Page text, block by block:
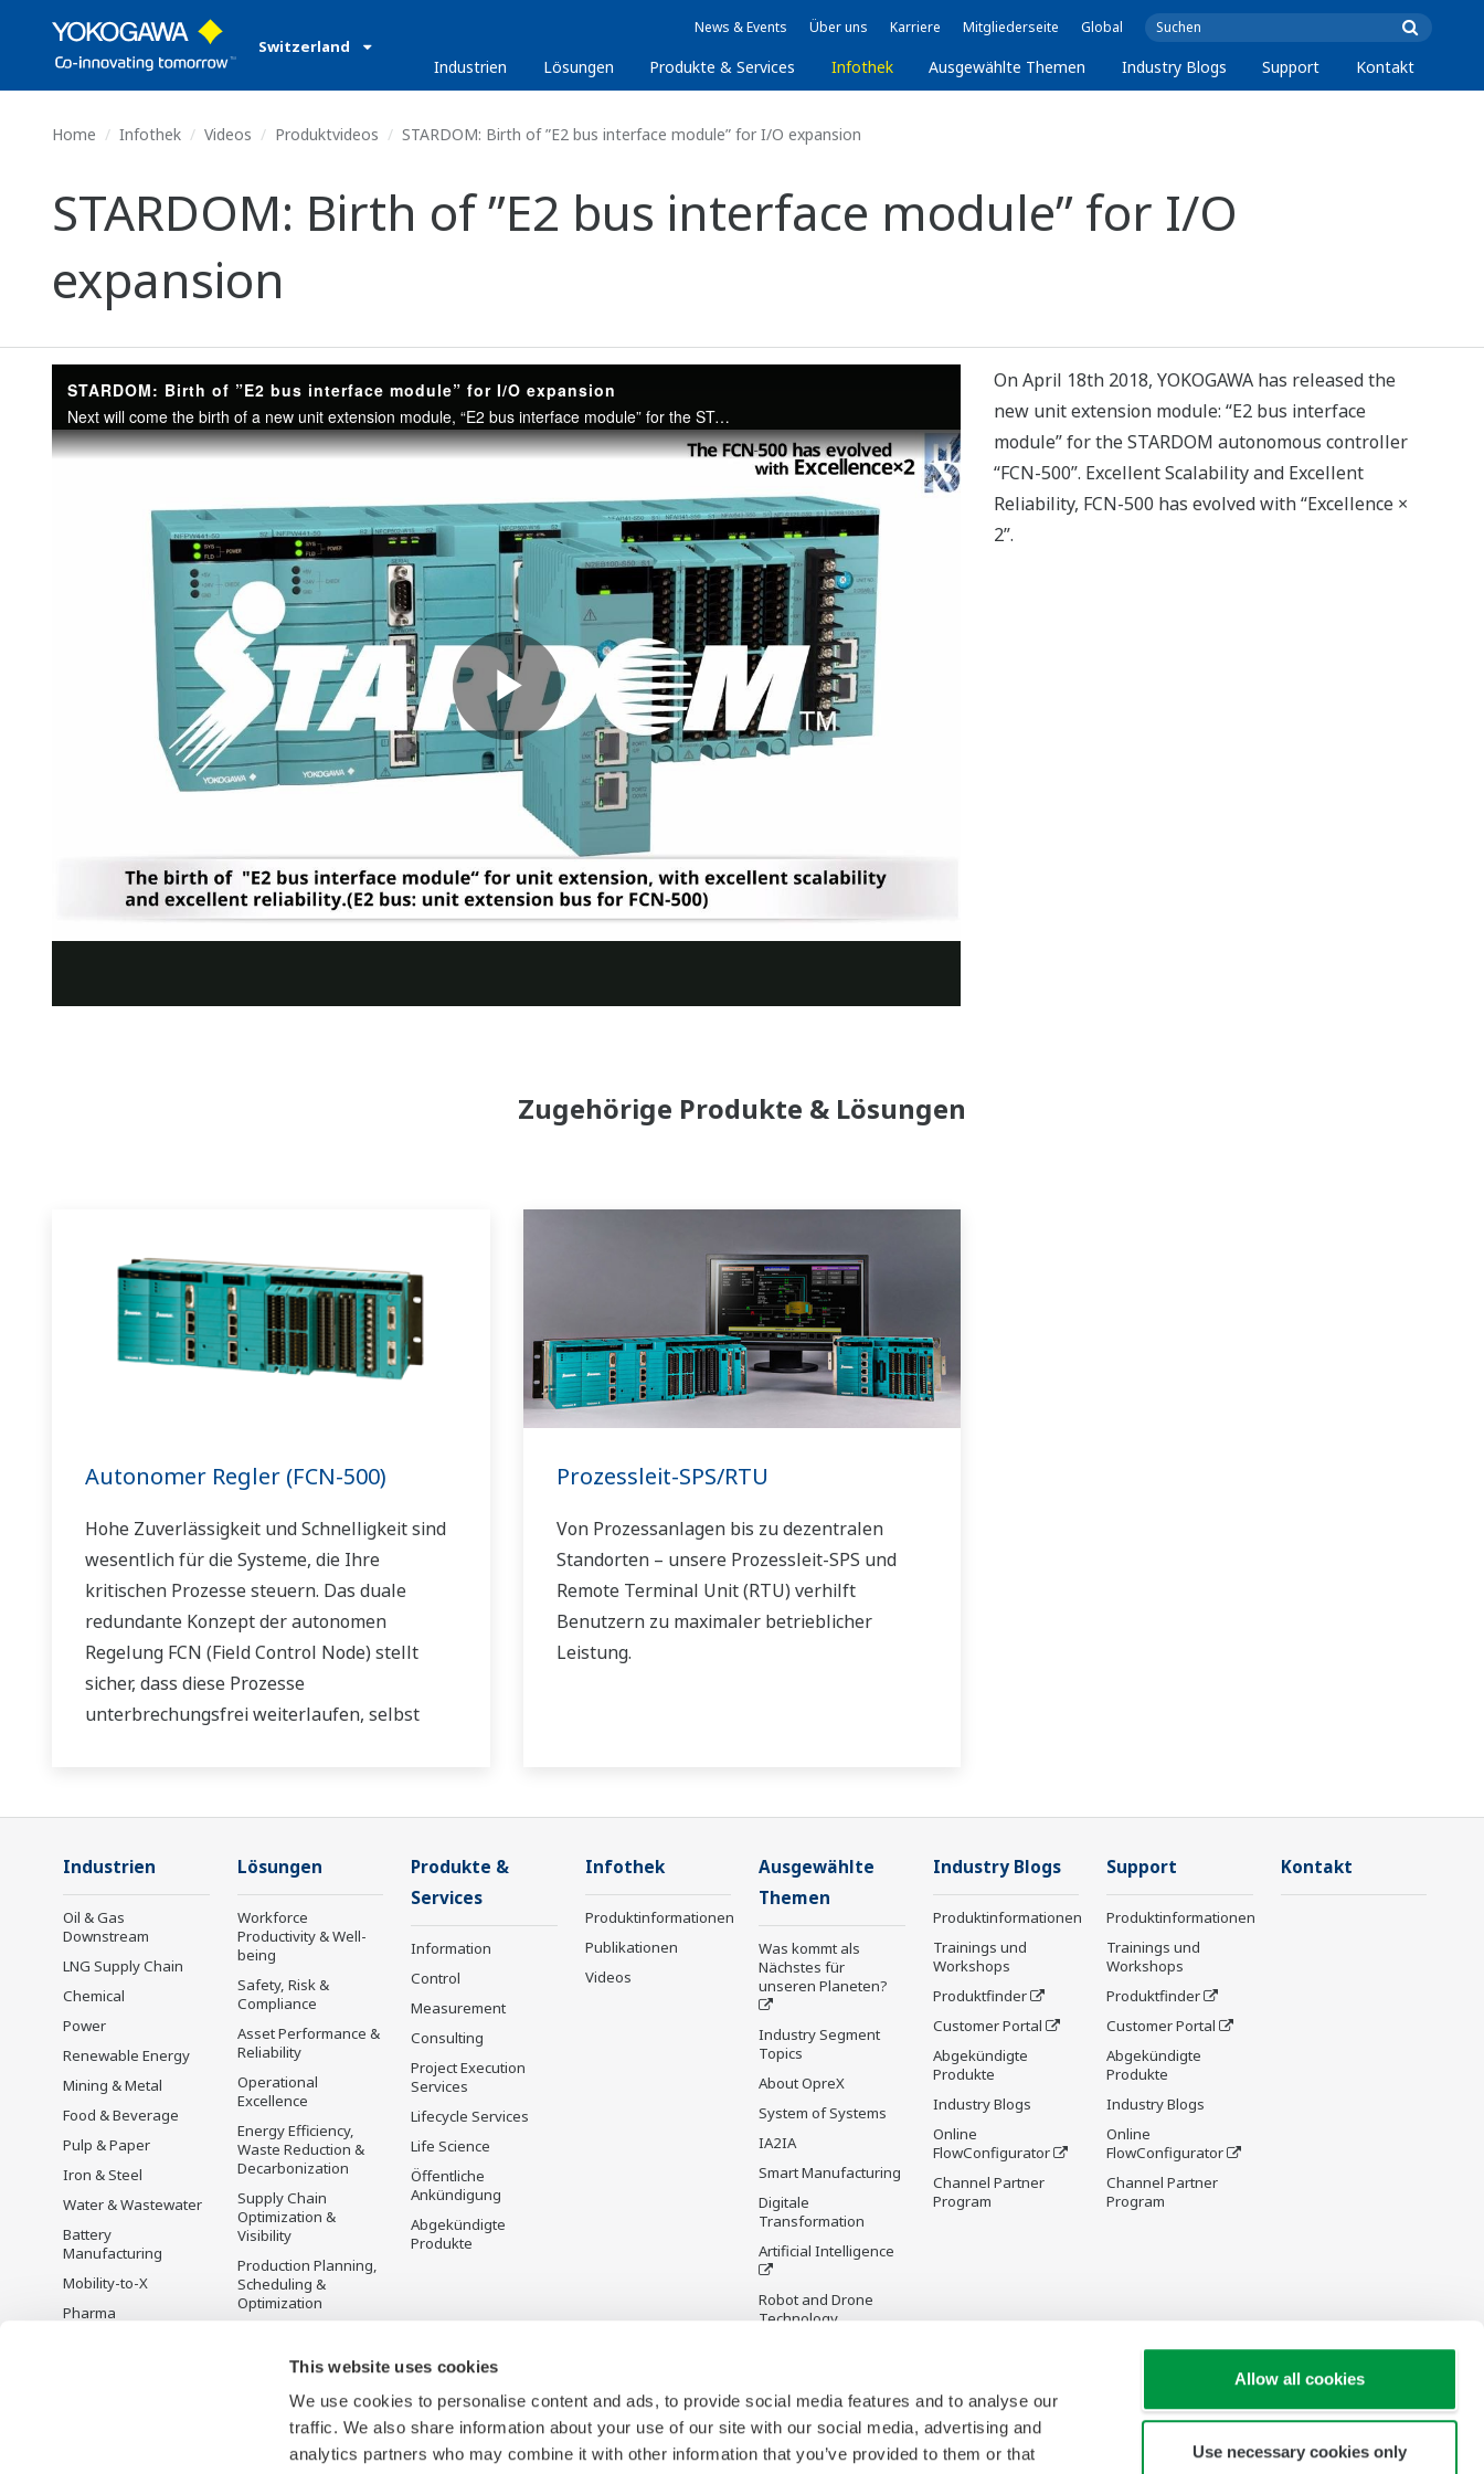
This website uses cookies
We use cookies to personalise content and ads, to provide social media features and to analyse our
traffic. We also share information about your use of our site with our social media, advertising and
analytics partners who may combine it with other information that you’ve provided to them or that
Allow all cookies
Use necessary cookies only
Switzerland
News & Events Über uns Karriere Mitgliederseite Global
Industrien Lösungen Produkte & Services Infothek Ausgewählte Themen Industry Blogs Support Kontakt
Home Infothek Videos Produktvideos STARDOM: Birth of ”E2 bus interface module” for I/O expansion
STARDOM: Birth of ”E2 bus interface module” for I/O
expansion
On April 18th 2018, YOKOGAWA has released the
new unit extension module: “E2 bus interface
module” for the STARDOM autonomous controller
“FCN-500”. Excellent Scalability and Excellent
Reliability, FCN-500 has evolved with “Excellence ×
2”.
Zugehörige Produkte & Lösungen
Autonomer Regler (FCN-500)
Hohe Zuverlässigkeit und Schnelligkeit sind
wesentlich für die Systeme, die Ihre
kritischen Prozesse steuern. Das duale
redundante Konzept der autonomen
Regelung FCN (Field Control Node) stellt
sicher, dass diese Prozesse
unterbrechungsfrei weiterlaufen, selbst
Prozessleit-SPS/RTU
Von Prozessanlagen bis zu dezentralen
Standorten – unsere Prozessleit-SPS und
Remote Terminal Unit (RTU) verhilft
Benutzern zu maximaler betrieblicher
Leistung.
Industrien
Oil & Gas
Downstream
LNG Supply Chain
Chemical
Power
Renewable Energy
Mining & Metal
Food & Beverage
Pulp & Paper
Iron & Steel
Water & Wastewater
Battery
Manufacturing
Mobility-to-X
Pharma
Lösungen
Workforce
Productivity & Well-
being
Safety, Risk &
Compliance
Asset Performance &
Reliability
Operational
Excellence
Energy Efficiency,
Waste Reduction &
Decarbonization
Supply Chain
Optimization &
Visibility
Production Planning,
Scheduling &
Optimization
Produkte &
Services
Information
Control
Measurement
Consulting
Project Execution
Services
Lifecycle Services
Life Science
Öffentliche
Ankündigung
Abgekündigte
Produkte
Infothek
Produktinformationen
Publikationen
Videos
Ausgewählte
Themen
Was kommt als
Nächstes für
unseren Planeten?
Industry Segment
Topics
About OpreX
System of Systems
IA2IA
Smart Manufacturing
Digitale
Transformation
Artificial Intelligence
Robot and Drone
Technology
Digital Infrastructure
Wiki
Industry Blogs
Produktinformationen
Trainings und
Workshops
Produktfinder
Customer Portal
Abgekündigte
Produkte
Industry Blogs
Online
FlowConfigurator
Channel Partner
Program
Support
Produktinformationen
Trainings und
Workshops
Produktfinder
Customer Portal
Abgekündigte
Produkte
Industry Blogs
Online
FlowConfigurator
Channel Partner
Program
Kontakt